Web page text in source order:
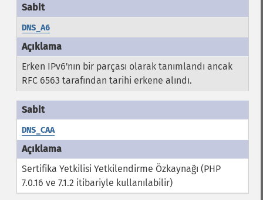
DNS_A6
Erken IPv6'nın bir parçası olarak tanımlandı ancak
RFC 6563 tarafından tarihi erkene alındı.
DNS_CAA
Sertifika Yetkilisi Yetkilendirme Özkaynağı (PHP
7.0.16 ve 7.1.2 itibariyle kullanılabilir)